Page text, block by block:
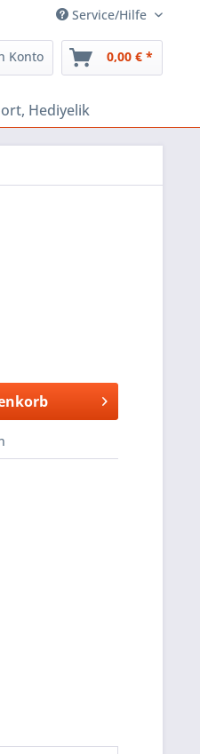
Service/Hilfe
Konto 0,00 € *
Hediyelik